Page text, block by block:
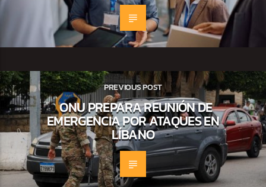
PREVIOUS POST
ONU PREPARA REUNIÓN DE
EMERGENCIA POR ATAQUES EN
LÍBANO